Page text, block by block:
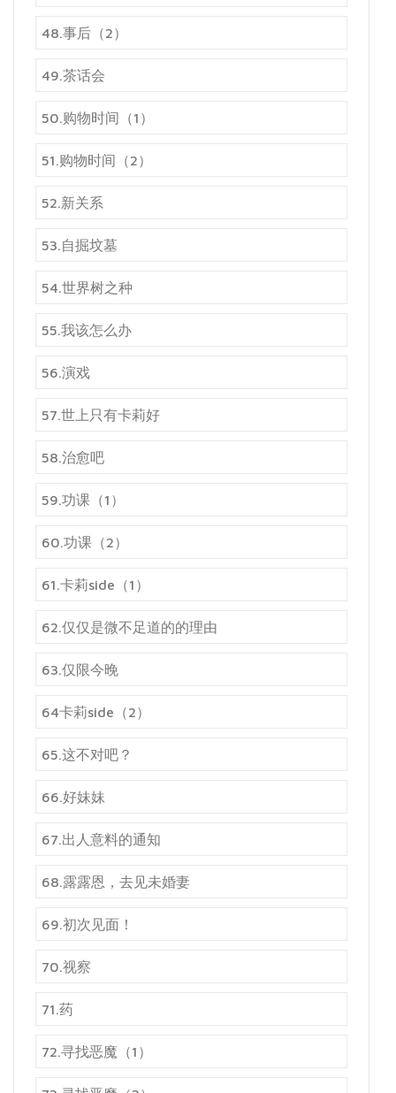
48.事后（2）
49.茶话会
50.购物时间（1）
51.购物时间（2）
52.新关系
53.自掘坟墓
54.世界树之种
55.我该怎么办
56.演戏
57.世上只有卡莉好
58.治愈吧
59.功课（1）
60.功课（2）
61.卡莉side（1）
62.仅仅是微不足道的的理由
63.仅限今晚
64卡莉side（2）
65.这不对吧？
66.好妹妹
67.出人意料的通知
68.露露恩，去见未婚妻
69.初次见面！
70.视察
71.药
72.寻找恶魔（1）